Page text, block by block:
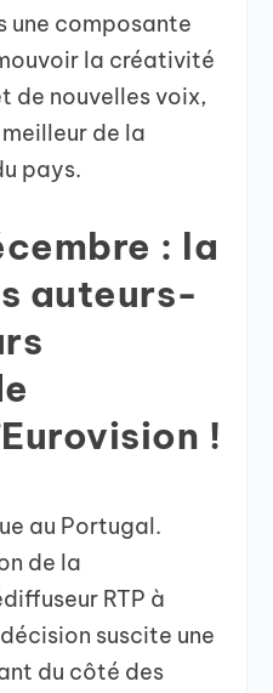
une composante
la créativité
de nouvelles voix,
de la
pays.
: la
auteurs-
!
au Portugal.
de la
RTP à
suscite une
du côté des